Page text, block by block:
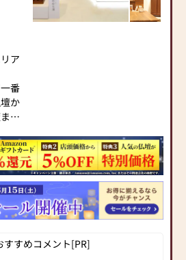
ア
番
か
で
資
案
と
じ
すすめコメント[PR]